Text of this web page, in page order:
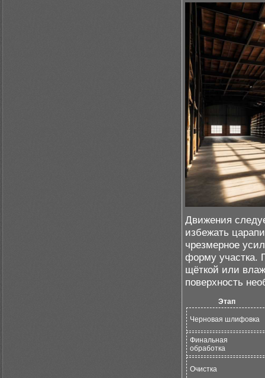
Движения
избежать
чрезмерное
форму участка.
щёткой или
поверхность
Этап
Черновая шлифовка
Финальная
обработка
Очистка